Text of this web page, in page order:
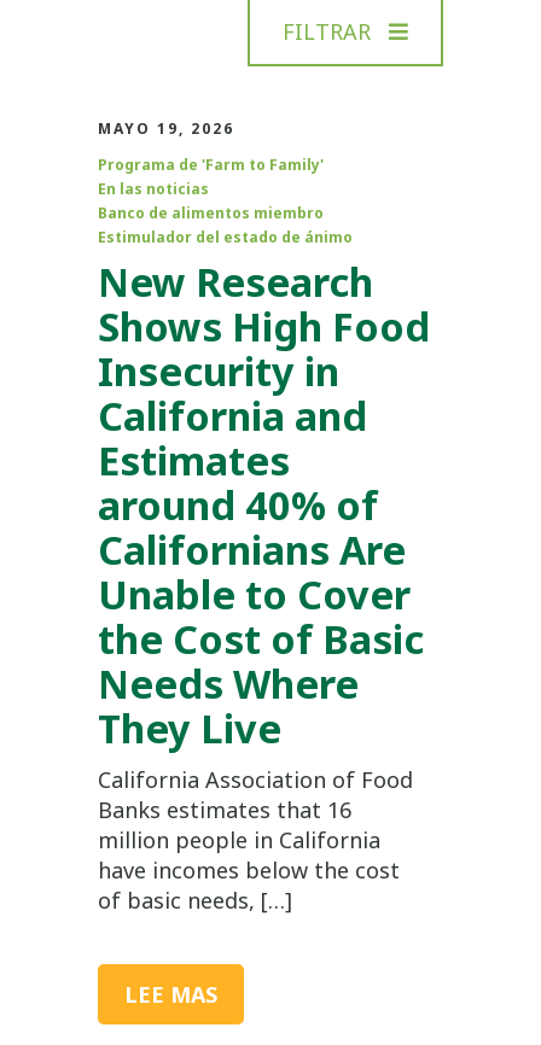
FILTRAR
MAYO 19, 2026
Programa de 'Farm to Family'
En las noticias
Banco de alimentos miembro
Estimulador del estado de ánimo
New Research
Shows High Food
Insecurity in
California and
Estimates
around 40% of
Californians Are
Unable to Cover
the Cost of Basic
Needs Where
They Live
California Association of Food
Banks estimates that 16
million people in California
have incomes below the cost
of basic needs, […]
LEE MAS